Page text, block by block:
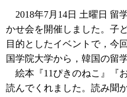
2018年7月14日 土曜日 留
かせ会を開催しました。子
目的としたイベントで，今
国学院大学から，韓国の留
絵本『11ぴきのねこ』『
読んでくれました。読み聞